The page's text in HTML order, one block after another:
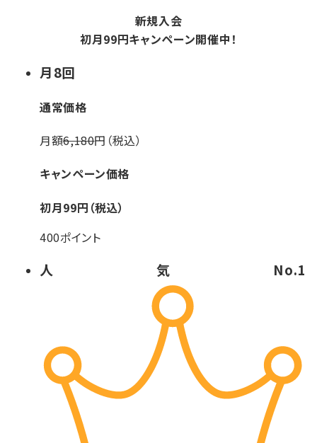
新規入会
初月99円キャンペーン開催中！
月8回
通常価格
月額6,180円（税込）
キャンペーン価格
初月99円（税込）
400ポイント
人気No.1